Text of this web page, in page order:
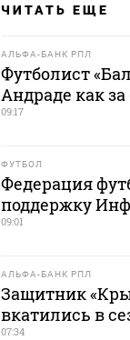
ЧИТАТЬ ЕЩЕ
АЛЬФА-БАНК РПЛ
Футболист
Андраде как
09:17
ФУТБОЛ
Федерация
поддержку
09:01
АЛЬФА-БАНК РПЛ
Защитник
вкатились в
07:34